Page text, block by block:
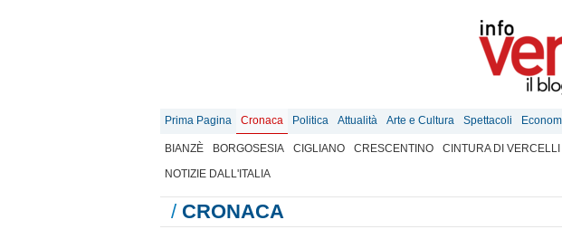
Prima Pagina Cronaca Politica Attualità Arte e Cultura Spettacoli
BIANZÈ BORGOSESIA CIGLIANO CRESCENTINO CINTURA DI VERCELLI
NOTIZIE DALL'ITALIA
/ CRONACA